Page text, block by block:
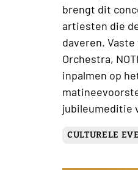
brengt dit
artiesten die
daveren.
Orchestra,
inpalmen op
jubileumeditie
CULTURELE